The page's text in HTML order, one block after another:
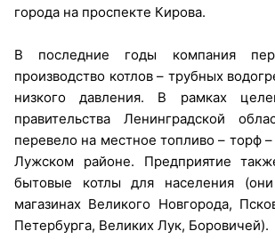
города на проспекте Кирова.
В последние годы компания
производство котлов – трубных
низкого давления. В рамках
правительства Ленинградской
перевело на местное топливо – торф
Лужском районе. Предприятие
бытовые котлы для населения
магазинах Великого Новгорода,
Петербурга, Великих Лук, Боровичей).